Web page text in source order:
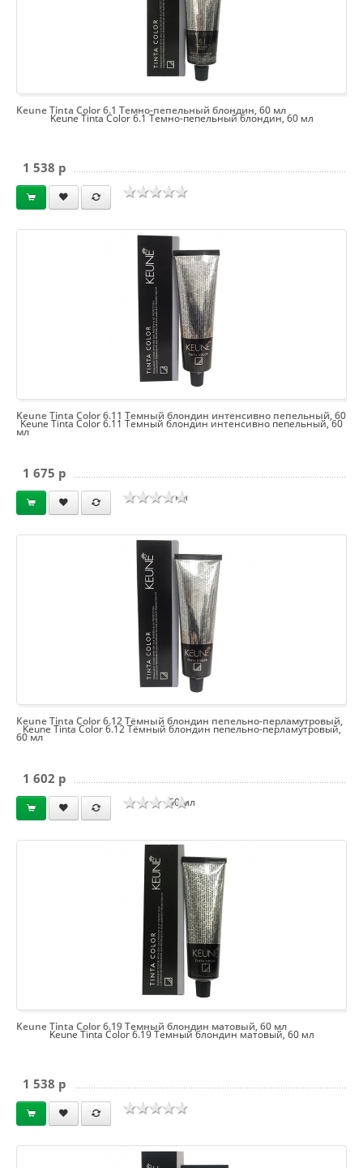
Keune Tinta Color 6.1 Темно-пепельный блондин, 60 мл
Keune Tinta Color 6.1 Темно-пепельный блондин, 60 мл
1 538 p
Keune Tinta Color 6.11 Темный блондин интенсивно пепельный, 60
мл
Keune Tinta Color 6.11 Темный блондин интенсивно пепельный, 60
мл
1 675 p
Keune Tinta Color 6.12 Тёмный блондин пепельно-перламутровый,
60 мл
Keune Tinta Color 6.12 Тёмный блондин пепельно-перламутровый,
60 мл
1 602 p
Keune Tinta Color 6.19 Темный блондин матовый, 60 мл
Keune Tinta Color 6.19 Темный блондин матовый, 60 мл
1 538 p